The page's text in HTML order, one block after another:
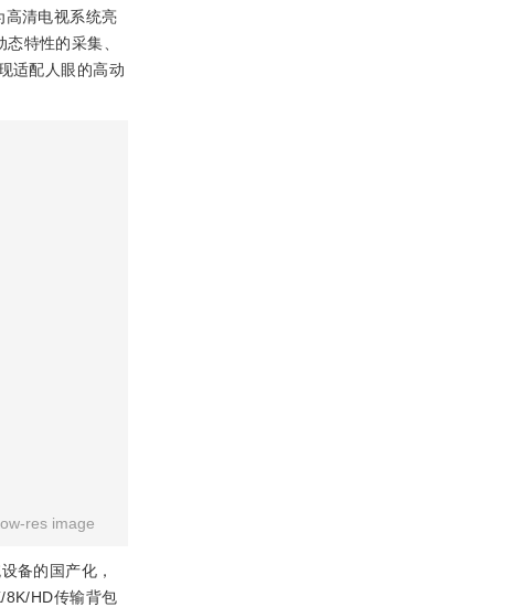
高清电视系统亮
态特性的采集、
适配人眼的高动
res image
备的国产化，
8K/HD传输背包